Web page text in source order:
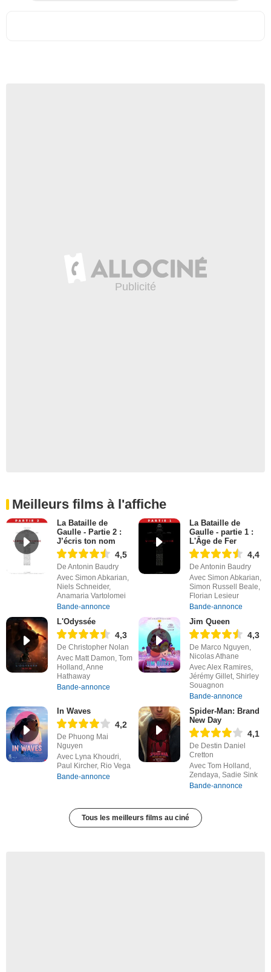
Meilleurs films à l'affiche
La Bataille de
Gaulle - Partie 2 :
J’écris ton nom
4,5
De Antonin Baudry
Avec Simon Abkarian,
Niels Schneider,
Anamaria Vartolomei
Bande-annonce
La Bataille de
Gaulle - partie 1 :
L'Âge de Fer
4,4
De Antonin Baudry
Avec Simon Abkarian,
Simon Russell Beale,
Florian Lesieur
Bande-annonce
L'Odyssée
4,3
De Christopher Nolan
Avec Matt Damon, Tom
Holland, Anne
Hathaway
Bande-annonce
Jim Queen
4,3
De Marco Nguyen,
Nicolas Athane
Avec Alex Ramires,
Jérémy Gillet, Shirley
Souagnon
Bande-annonce
In Waves
4,2
De Phuong Mai
Nguyen
Avec Lyna Khoudri,
Paul Kircher, Rio Vega
Bande-annonce
Spider-Man: Brand
New Day
4,1
De Destin Daniel
Cretton
Avec Tom Holland,
Zendaya, Sadie Sink
Bande-annonce
Tous les meilleurs films au ciné